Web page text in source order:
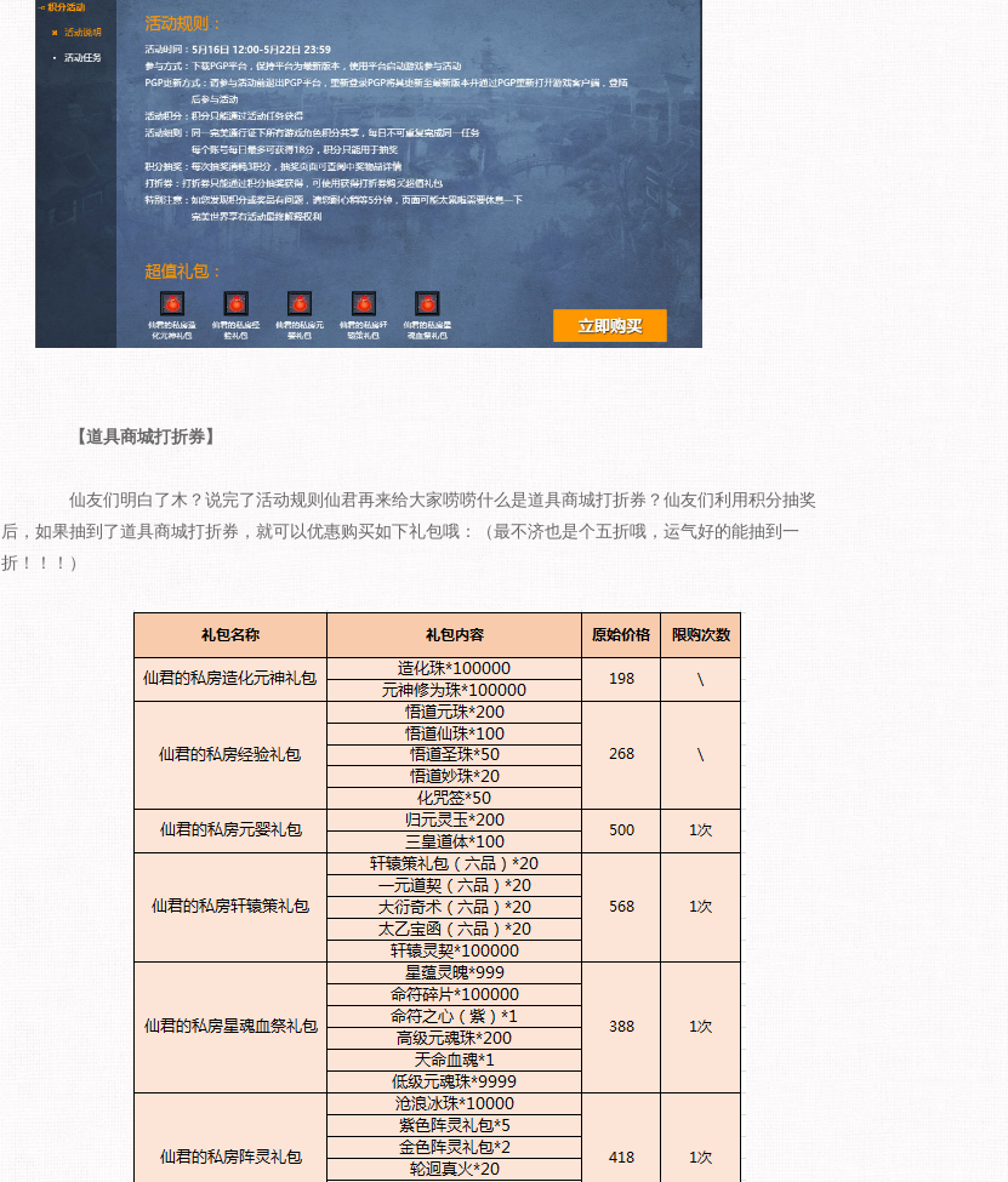
【道具商城打折券】
仙友们明白了木？说完了活动规则仙君再来给大家唠唠什么是道具商城打折券？仙友们利用积分抽奖
后，如果抽到了道具商城打折券，就可以优惠购买如下礼包哦：（最不济也是个五折哦，运气好的能抽到一
折！！！）